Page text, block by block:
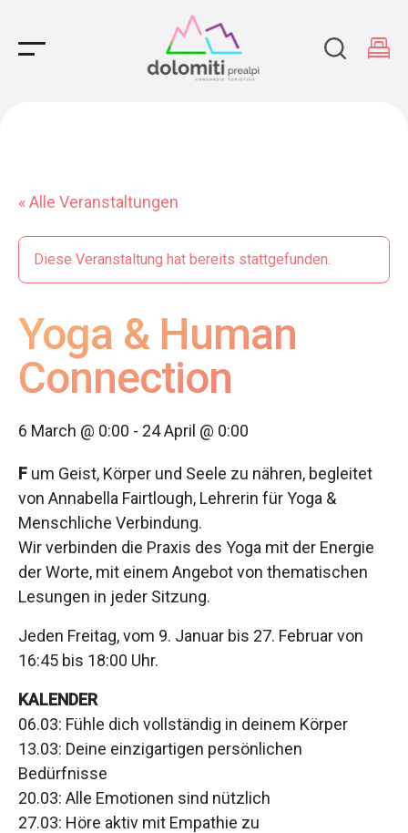
Main Navigation
« Alle Veranstaltungen
Diese Veranstaltung hat bereits stattgefunden.
Yoga & Human
Connection
6 March @ 0:00 - 24 April @ 0:00
F um Geist, Körper und Seele zu nähren, begleitet
von Annabella Fairtlough, Lehrerin für Yoga &
Menschliche Verbindung.
Wir verbinden die Praxis des Yoga mit der Energie
der Worte, mit einem Angebot von thematischen
Lesungen in jeder Sitzung.
Jeden Freitag, vom 9. Januar bis 27. Februar von
16:45 bis 18:00 Uhr.
KALENDER
06.03: Fühle dich vollständig in deinem Körper
13.03: Deine einzigartigen persönlichen
Bedürfnisse
20.03: Alle Emotionen sind nützlich
27.03: Höre aktiv mit Empathie zu